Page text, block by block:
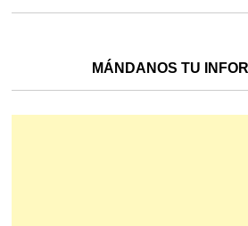
MÁNDANOS TU